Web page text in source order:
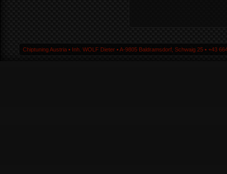
Chiptuning Austria ▪ Inh. WOLF Dieter ▪ A-9805 Baldramsdorf, Schwaig 25 ▪ +43